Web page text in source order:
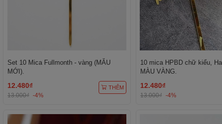
Set 10 Mica Fullmonth - vàng (MẪU
MỚI).
12.480₫
13.000₫ -4%
THÊM
10 mica HPBD chữ kiểu,
MÀU VÀNG.
12.480₫
13.000₫ -4%